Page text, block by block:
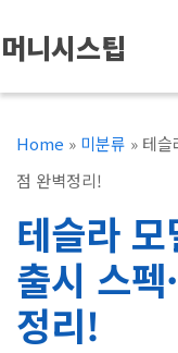
텐
츠
머니시스팁
Home » 미분류 » 테슬
점 완벽정리!
테슬라
출시 스펙
정리!